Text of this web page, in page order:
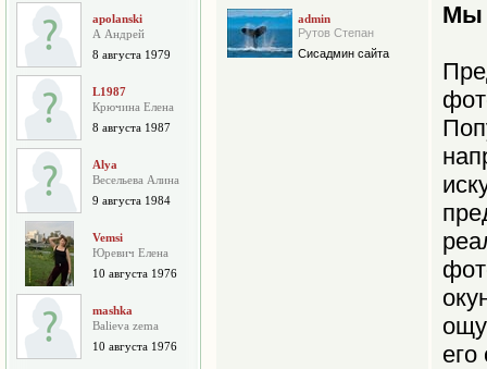
apolanski
А Андрей
8 августа 1979
L1987
Крючина Елена
8 августа 1987
Alya
Весельева Алина
9 августа 1984
Vemsi
Юревич Елена
10 августа 1976
mashka
Balieva zema
10 августа 1976
admin
Рутов Степан
Сисадмин сайта
Мы
его